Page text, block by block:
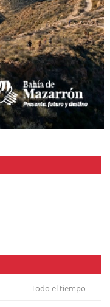
Todo el tiempo